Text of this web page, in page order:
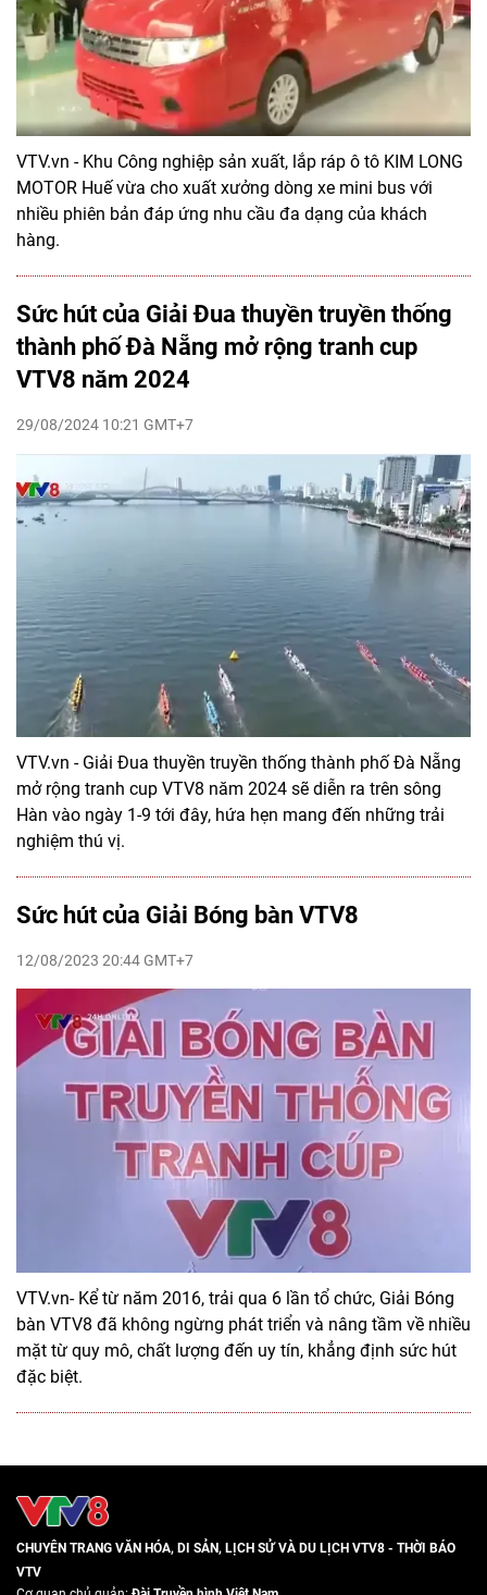
VTV.vn - Khu Công nghiệp sản xuất, lắp ráp ô tô KIM LONG
MOTOR Huế vừa cho xuất xưởng dòng xe mini bus với
nhiều phiên bản đáp ứng nhu cầu đa dạng của khách
hàng.
Sức hút của Giải Đua thuyền truyền thống
thành phố Đà Nẵng mở rộng tranh cup
VTV8 năm 2024
29/08/2024 10:21 GMT+7
VTV.vn - Giải Đua thuyền truyền thống thành phố Đà Nẵng
mở rộng tranh cup VTV8 năm 2024 sẽ diễn ra trên sông
Hàn vào ngày 1-9 tới đây, hứa hẹn mang đến những trải
nghiệm thú vị.
Sức hút của Giải Bóng bàn VTV8
12/08/2023 20:44 GMT+7
VTV.vn- Kể từ năm 2016, trải qua 6 lần tổ chức, Giải Bóng
bàn VTV8 đã không ngừng phát triển và nâng tầm về nhiều
mặt từ quy mô, chất lượng đến uy tín, khẳng định sức hút
đặc biệt.
CHUYÊN TRANG VĂN HÓA, DI SẢN, LỊCH SỬ VÀ DU LỊCH VTV8 - THỜI BÁO
VTV